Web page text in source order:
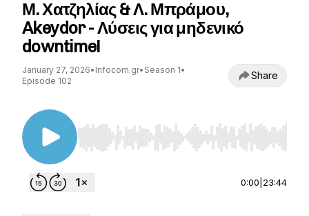
Μ. Χατζηλίας & Λ. Μπράμου,
Akeydor - Λύσεις για μηδενικό
downtime!
January 27, 2026• Infocom.gr• Season 1•
Episode 102
Share
Use Left/Right to seek, Home/End to jump to
0:00 23:44